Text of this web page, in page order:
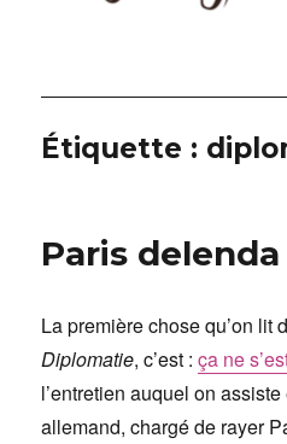
Étiquette :
Paris
La première chose qu’on lit
Diplomatie, c’est :ça ne
l’entretien auquel on
allemand, chargé de rayer